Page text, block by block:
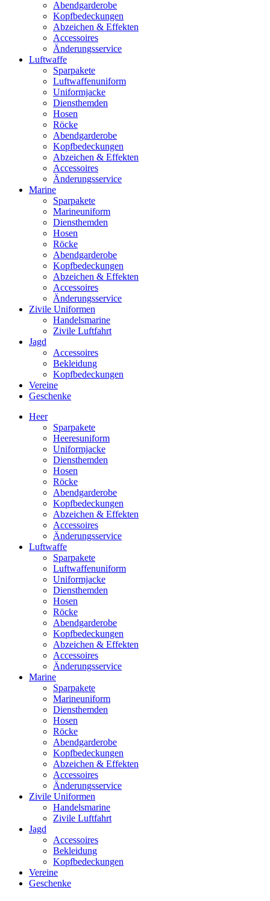
Abendgarderobe
Kopfbedeckungen
Abzeichen & Effekten
Accessoires
Änderungsservice
Luftwaffe
Sparpakete
Luftwaffenuniform
Uniformjacke
Diensthemden
Hosen
Röcke
Abendgarderobe
Kopfbedeckungen
Abzeichen & Effekten
Accessoires
Änderungsservice
Marine
Sparpakete
Marineuniform
Diensthemden
Hosen
Röcke
Abendgarderobe
Kopfbedeckungen
Abzeichen & Effekten
Accessoires
Änderungsservice
Zivile Uniformen
Handelsmarine
Zivile Luftfahrt
Jagd
Accessoires
Bekleidung
Kopfbedeckungen
Vereine
Geschenke
Heer
Sparpakete
Heeresuniform
Uniformjacke
Diensthemden
Hosen
Röcke
Abendgarderobe
Kopfbedeckungen
Abzeichen & Effekten
Accessoires
Änderungsservice
Luftwaffe
Sparpakete
Luftwaffenuniform
Uniformjacke
Diensthemden
Hosen
Röcke
Abendgarderobe
Kopfbedeckungen
Abzeichen & Effekten
Accessoires
Änderungsservice
Marine
Sparpakete
Marineuniform
Diensthemden
Hosen
Röcke
Abendgarderobe
Kopfbedeckungen
Abzeichen & Effekten
Accessoires
Änderungsservice
Zivile Uniformen
Handelsmarine
Zivile Luftfahrt
Jagd
Accessoires
Bekleidung
Kopfbedeckungen
Vereine
Geschenke